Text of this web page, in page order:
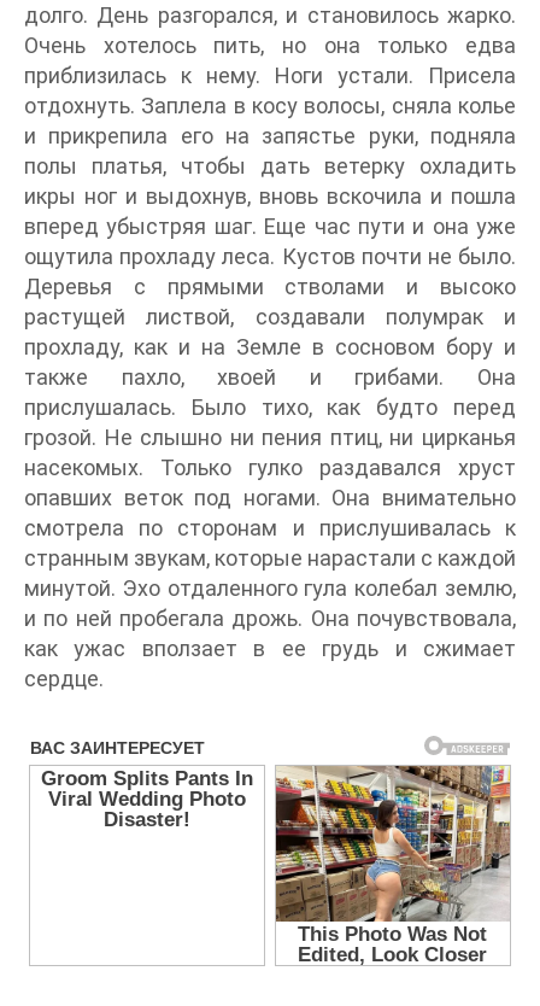
долго. День разгорался, и становилось жарко.
Очень хотелось пить, но она только едва
приблизилась к нему. Ноги устали. Присела
отдохнуть. Заплела в косу волосы, сняла колье
и прикрепила его на запястье руки, подняла
полы платья, чтобы дать ветерку охладить
икры ног и выдохнув, вновь вскочила и пошла
вперед убыстряя шаг. Еще час пути и она уже
ощутила прохладу леса. Кустов почти не было.
Деревья с прямыми стволами и высоко
растущей листвой, создавали полумрак и
прохладу, как и на Земле в сосновом бору и
также пахло, хвоей и грибами. Она
прислушалась. Было тихо, как будто перед
грозой. Не слышно ни пения птиц, ни цирканья
насекомых. Только гулко раздавался хруст
опавших веток под ногами. Она внимательно
смотрела по сторонам и прислушивалась к
странным звукам, которые нарастали с каждой
минутой. Эхо отдаленного гула колебал землю,
и по ней пробегала дрожь. Она почувствовала,
как ужас вползает в ее грудь и сжимает
сердце.